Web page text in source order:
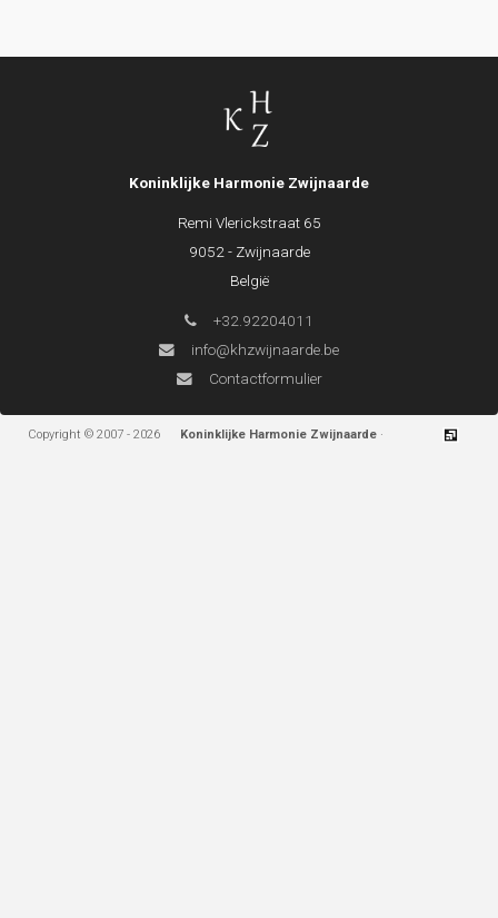
Koninklijke Harmonie Zwijnaarde
Remi Vlerickstraat 65
9052 - Zwijnaarde
België
+32.92204011
info@khzwijnaarde.be
Contactformulier
Copyright © 2007 - 2026 Koninklijke Harmonie Zwijnaarde ·